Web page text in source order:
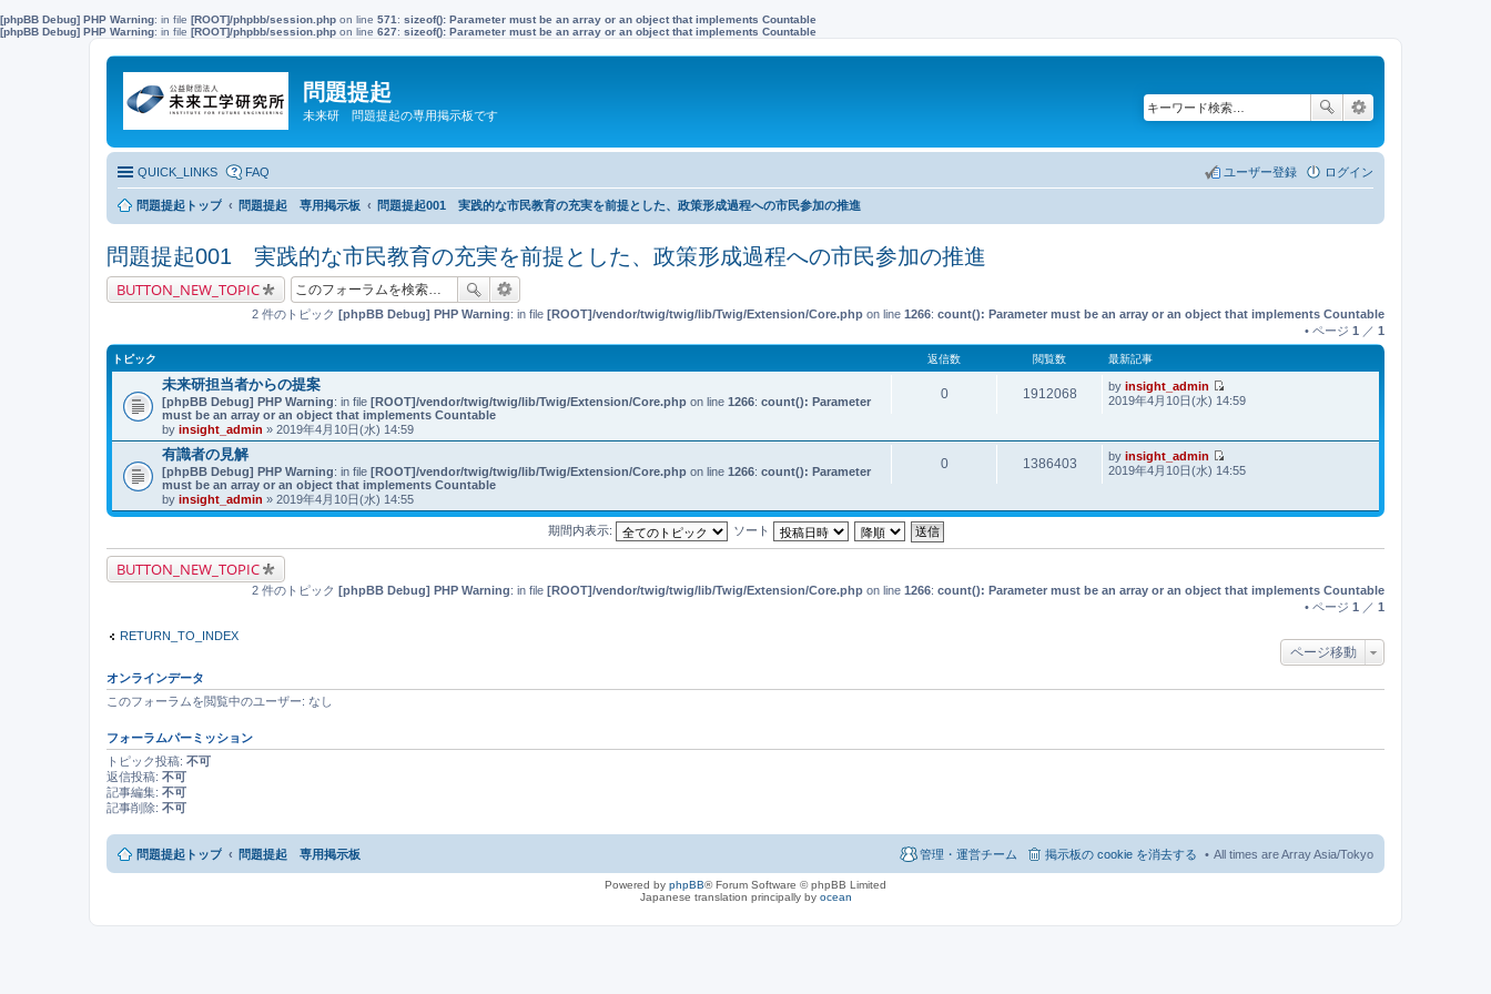
[phpBB Debug] PHP Warning: in file [ROOT]/phpbb/session.php on line 571 : sizeof(): Parameter must be an array or an object that implements Countable
[phpBB Debug] PHP Warning: in file [ROOT]/phpbb/session.php on line 627: sizeof(): Parameter must be an array or an object that implements Countable
問題提起
未来研 問題提起の専用掲示板です
QUICK_LINKS FAQ ログイン
ユーザー登録
問題提起トップ 問題提起 専用掲示板 問題提起001 実践的な市民教育の充実を前提とした、政策形成過程への市民参加の推進
問題提起001 実践的な市民教育の充実を前提とした、政策形成過程への市民参加の推進
BUTTON_NEW_TOPIC
2 件のトピック [phpBB Debug] PHP Warning: in file [ROOT]/vendor/twig/twig/lib/Twig/Extension/Core.php on line 1266: count(): Parameter must be an array or an object that implements Countable
• ページ 1 ／ 1
トピック 返信数 閲覧数 最新記事
未来研担当者からの提案
[phpBB Debug] PHP Warning: in file [ROOT]/vendor/twig/twig/lib/Twig/Extension/Core.php on line 1266: count(): Parameter
must be an array or an object that implements Countable
by insight_admin » 2019年4月10日(水) 14:59
0 1912068 by insight_admin
最
2019年4月10日(水) 14:59
有識者の見解
[phpBB Debug] PHP Warning: in file [ROOT]/vendor/twig/twig/lib/Twig/Extension/Core.php on line 1266: count(): Parameter
must be an array or an object that implements Countable
by insight_admin » 2019年4月10日(水) 14:55
0 1386403 by insight_admin
最
事
2019年4月10日(水) 14:55
期間内表示: ソート
BUTTON_NEW_TOPIC
2 件のトピック [phpBB Debug] PHP Warning: in file [ROOT]/vendor/twig/twig/lib/Twig/Extension/Core.php on line 1266: count(): Parameter must be an array or an object that implements Countable
• ページ 1 ／ 1
RETURN_TO_INDEX
ページ移動
オンラインデータ
このフォーラムを閲覧中のユーザー: なし
フォーラムパーミッション
トピック投稿: 不可
返信投稿: 不可
記事編集: 不可
記事削除: 不可
問題提起トップ 問題提起 専用掲示板 All times are Array Asia/Tokyo
掲示板の cookie を消去する
管理・運営チーム
Powered by phpBB® Forum Software © phpBB Limited
Japanese translation principally by ocean